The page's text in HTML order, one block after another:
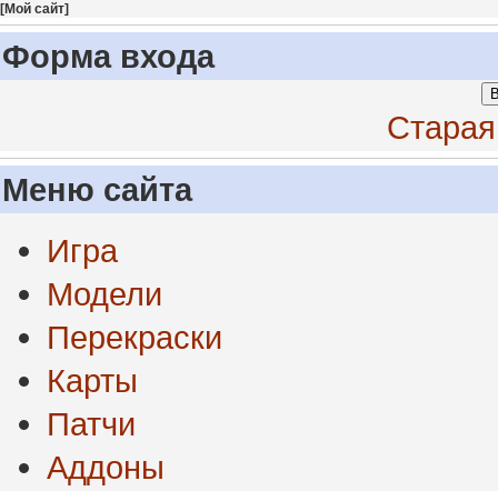
[Мой сайт]
Форма входа
Меню сайта
Игра
Модели
Перекраски
Карты
Патчи
Аддоны